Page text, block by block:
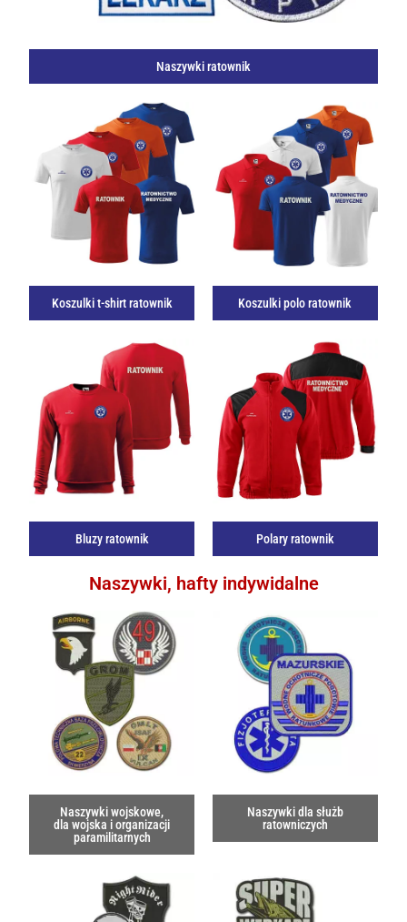
Naszywki ratownik
Koszulki t-shirt ratownik Koszulki polo ratownik
Bluzy ratownik Polary ratownik
Naszywki, hafty indywidalne
Naszywki wojskowe,
dla wojska i organizacji
paramilitarnych
Naszywki dla służb
ratowniczych